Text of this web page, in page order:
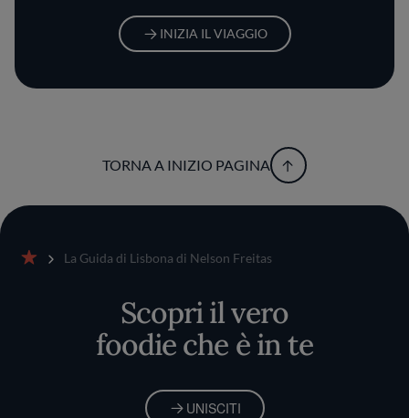
INIZIA IL VIAGGIO
TORNA A INIZIO PAGINA
La Guida di Lisbona di Nelson Freitas
Scopri il vero
foodie che è in te
UNISCITI